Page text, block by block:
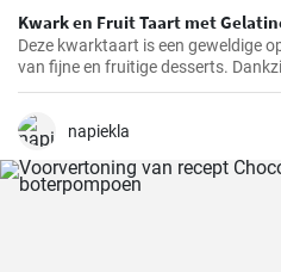
Kwark en Fruit Taart met
Deze kwarktaart is een geweldige
van fijne en fruitige desserts.
verschillende soorten fruit, heeft
napiekla